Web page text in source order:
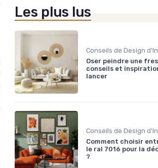
Les plus lus
Oser peindre une
conseils et
lancer
Comment choisir
le ral 7016 pour la
?